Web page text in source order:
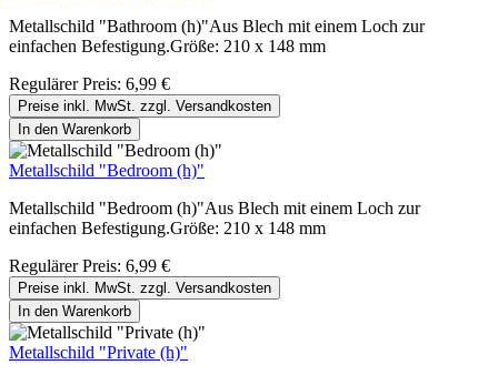
Metallschild "Bathroom (h)"Aus Blech mit einem Loch zur
einfachen Befestigung.Größe: 210 x 148 mm
Regulärer Preis: 6,99 €
Preise inkl. MwSt. zzgl. Versandkosten
In den Warenkorb
Metallschild "Bedroom (h)"
Metallschild "Bedroom (h)"Aus Blech mit einem Loch zur
einfachen Befestigung.Größe: 210 x 148 mm
Regulärer Preis: 6,99 €
Preise inkl. MwSt. zzgl. Versandkosten
In den Warenkorb
Metallschild "Private (h)"